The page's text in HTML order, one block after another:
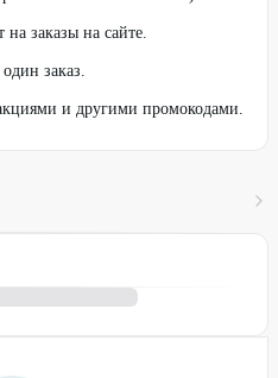
на заказы на сайте.
заказ.
и другими промокодами.